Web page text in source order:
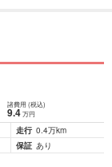
諸費用 (税込)
9.4 万円
走行 0.4万km
保証 あり